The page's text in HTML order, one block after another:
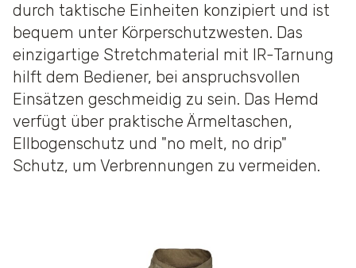
durch taktische Einheiten konzipiert und ist
bequem unter Körperschutzwesten. Das
einzigartige Stretchmaterial mit IR-Tarnung
hilft dem Bediener, bei anspruchsvollen
Einsätzen geschmeidig zu sein. Das Hemd
verfügt über praktische Ärmeltaschen,
Ellbogenschutz und "no melt, no drip"
Schutz, um Verbrennungen zu vermeiden.